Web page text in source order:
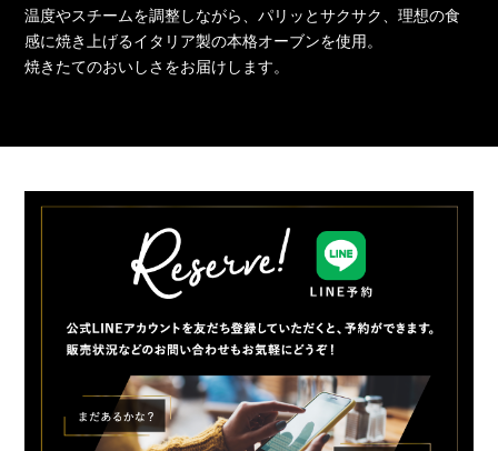
温度やスチームを調整しながら、パリッとサクサク、理想の食
感に焼き上げるイタリア製の本格オーブンを使用。
焼きたてのおいしさをお届けします。